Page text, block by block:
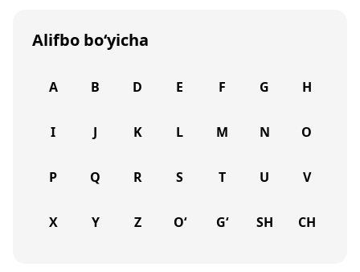
Alifbo bo‘yicha
A B D E F G H
I J K L M N O
P Q R S T U V
X Y Z O‘ G‘ SH CH